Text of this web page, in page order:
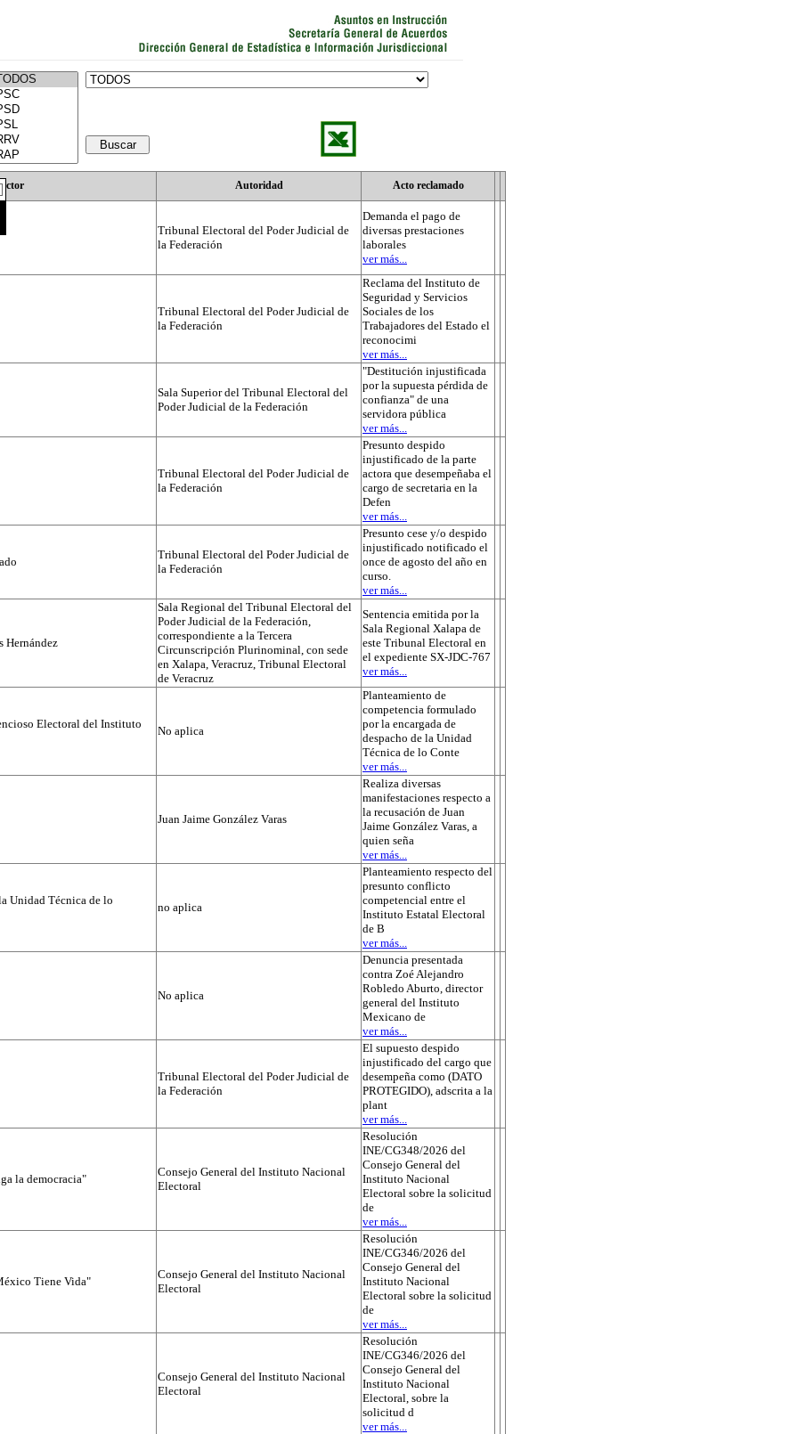
Autoridad Acto reclamado
Tribunal Electoral del Poder Judicial de
la Federación
Demanda el pago de
diversas prestaciones
laborales
ver más...
Tribunal Electoral del Poder Judicial de
la Federación
Reclama del Instituto de
Seguridad y Servicios
Sociales de los
Trabajadores del Estado el
reconocimi
ver más...
Sala Superior del Tribunal Electoral del
Poder Judicial de la Federación
"Destitución injustificada
por la supuesta pérdida de
confianza" de una
servidora pública
ver más...
Tribunal Electoral del Poder Judicial de
la Federación
Presunto despido
injustificado de la parte
actora que desempeñaba el
cargo de secretaria en la
Defen
ver más...
Tribunal Electoral del Poder Judicial de
la Federación
Presunto cese y/o despido
injustificado notificado el
once de agosto del año en
curso.
ver más...
Hernández
Sala Regional del Tribunal Electoral del
Poder Judicial de la Federación,
correspondiente a la Tercera
Circunscripción Plurinominal, con sede
en Xalapa, Veracruz, Tribunal Electoral
de Veracruz
Sentencia emitida por la
Sala Regional Xalapa de
este Tribunal Electoral en
el expediente SX-JDC-767
ver más...
Electoral del Instituto
No aplica
Planteamiento de
competencia formulado
por la encargada de
despacho de la Unidad
Técnica de lo Conte
ver más...
Juan Jaime González Varas
Realiza diversas
manifestaciones respecto a
la recusación de Juan
Jaime González Varas, a
quien seña
ver más...
Unidad Técnica de lo
no aplica
Planteamiento respecto del
presunto conflicto
competencial entre el
Instituto Estatal Electoral
de B
ver más...
No aplica
Denuncia presentada
contra Zoé Alejandro
Robledo Aburto, director
general del Instituto
Mexicano de
ver más...
Tribunal Electoral del Poder Judicial de
la Federación
El supuesto despido
injustificado del cargo que
desempeña como (DATO
PROTEGIDO), adscrita a la
plant
ver más...
la democracia"
Consejo General del Instituto Nacional
Electoral
Resolución
INE/CG348/2026 del
Consejo General del
Instituto Nacional
Electoral sobre la solicitud
de
ver más...
Tiene Vida"
Consejo General del Instituto Nacional
Electoral
Resolución
INE/CG346/2026 del
Consejo General del
Instituto Nacional
Electoral sobre la solicitud
de
ver más...
Consejo General del Instituto Nacional
Electoral
Resolución
INE/CG346/2026 del
Consejo General del
Instituto Nacional
Electoral, sobre la
solicitud d
ver más...